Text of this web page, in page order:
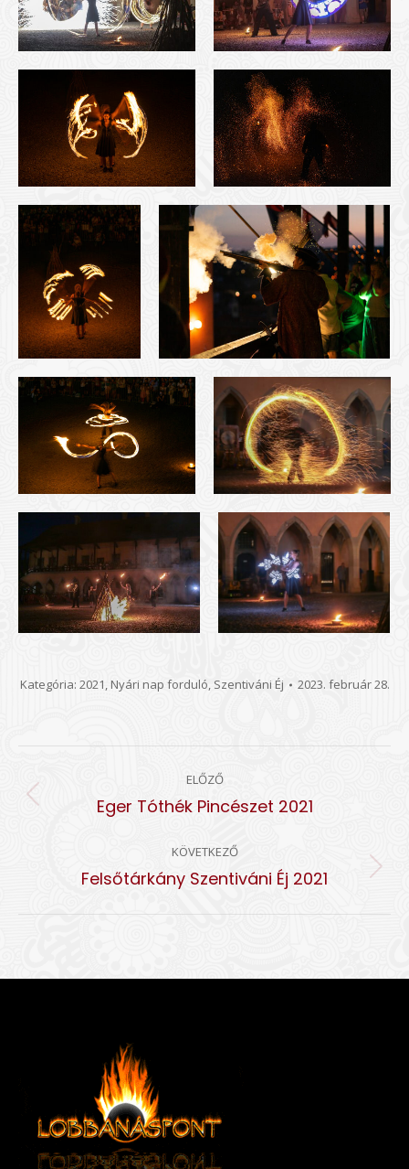
Kategória: 2021, Nyári nap forduló, Szentiváni Éj 2023. február 28.
ALBUM
NAVIGATION
ELŐZŐ
Előző
Eger Tóthék Pincészet 2021
KÖVETKEZŐ
Következő
Felsőtárkány Szentiváni Éj 2021